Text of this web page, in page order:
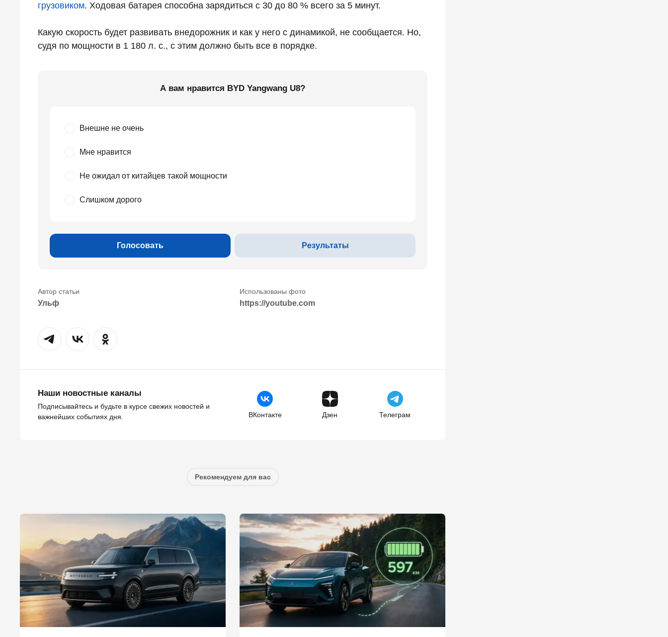
грузовиком. Ходовая батарея способна зарядиться с 30 до 80 % всего за 5 минут.
Какую скорость будет развивать внедорожник и как у него с динамикой, не сообщается. Но,
судя по мощности в 1 180 л. с., с этим должно быть все в порядке.
А вам нравится BYD Yangwang U8?
Внешне не очень
Мне нравится
Не ожидал от китайцев такой мощности
Слишком дорого
Голосовать Результаты
Ульф https://youtube.com
Наши новостные каналы
Подписывайтесь и будьте в курсе свежих новостей и
важнейших событиях дня.
ВКонтакте Дзен Телеграм
Рекомендуем для вас